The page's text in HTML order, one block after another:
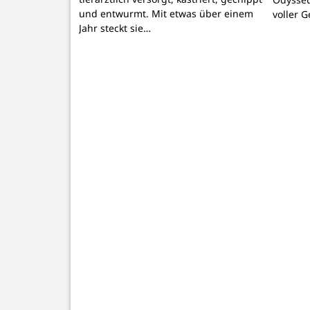
und entwurmt. Mit etwas über einem
Jahr steckt sie…
voller